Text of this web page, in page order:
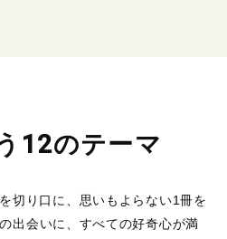
12のテーマ
切り口に、思いもよらない1冊を
出会いに、すべての好奇心が満